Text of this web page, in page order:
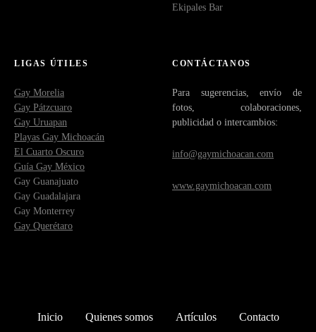
Ekipales Bar
LIGAS ÚTILES
Gay Morelia
Gay Pátzcuaro
Gay Uruapan
Playas Gay Michoacán
El Cuarto Oscuro
Guía Gay México
Gay Guanajuato
Gay Guadalajara
Gay Monterrey
Gay Querétaro
CONTÁCTANOS
Para sugerencias, envío de
fotos, colaboraciones,
publicidad o intercambios:
info@gaymichoacan.com
www.gaymichoacan.com
Inicio Quienes somos Artículos Contacto